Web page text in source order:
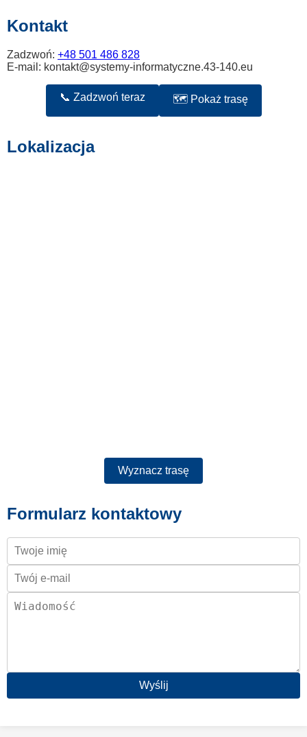
Kontakt
Zadzwoń: +48 501 486 828
E-mail: kontakt@systemy-informatyczne.43-140.eu
📞 Zadzwoń teraz 🗺️ Pokaż trasę
Lokalizacja
Wyznacz trasę
Formularz kontaktowy
Wyślij